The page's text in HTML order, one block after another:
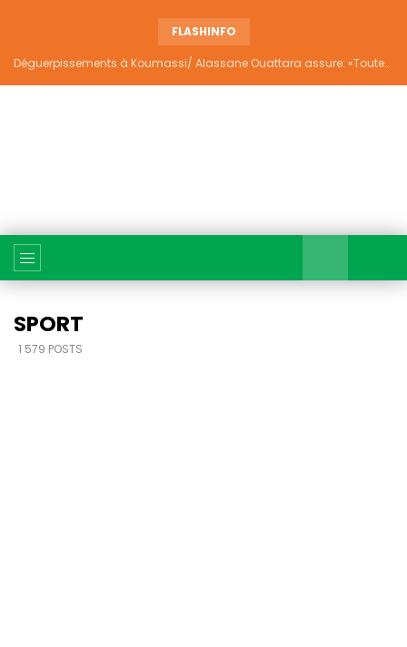
FLASHINFO
Déguerpissements à Koumassi/ Alassane Ouattara assure: «Toutes les responsabilités seront établies et elles donneront lieu aux sanctions prévues par la loi»
SPORT
1 579 POSTS